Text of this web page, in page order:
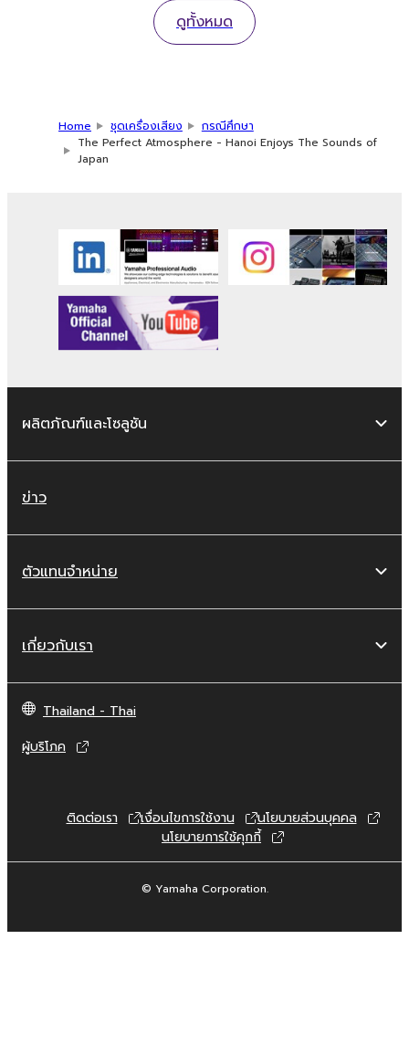
ดูทั้งหมด
Home ชุดเครื่องเสียง
กรณีศึกษา
The Perfect Atmosphere - Hanoi Enjoys The Sounds of
Japan
ผลิตภัณฑ์และโซลูชัน
ข่าว
ตัวแทนจำหน่าย
เกี่ยวกับเรา
Thailand - Thai
ผู้บริโภค
ติดต่อเรา เงื่อนไขการใช้งาน
นโยบายส่วนบุคคล
นโยบายการใช้คุกกี้
© Yamaha Corporation.